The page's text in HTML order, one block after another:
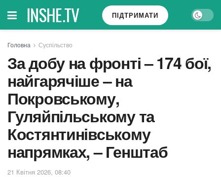
INSHE.TV ПІДТРИМАТИ
Головна Суспільство
За добу на фронті – 174 бої,
найгарячіше – на
Покровському,
Гуляйпільському та
Костянтинівському
напрямках, – Генштаб
21 Квітня 2026, 08:40